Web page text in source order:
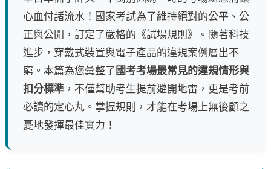
心血付諸流水！國家考試為了維持絕對的公平、公
正與公開，訂定了嚴格的《試場規則》。隨著科技
進步，穿戴式裝置與電子產品的違規案例層出不
窮。本篇為您彙整了 國考考場最常見的違規情形與
扣分標準 ，不僅幫助考生提前避開地雷，更是考前
必讀的定心丸。掌握規則，才能在考場上無後顧之
憂地發揮最佳實力！